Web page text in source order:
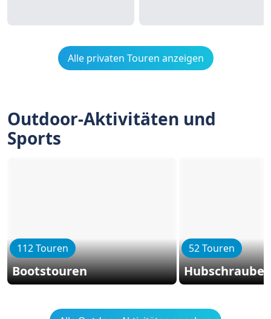
Alle privaten Touren anzeigen
Outdoor-Aktivitäten und
Sports
112 Touren
Bootstouren
52 Touren